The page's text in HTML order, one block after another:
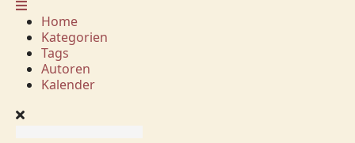
Home
Kategorien
Tags
Autoren
Kalender